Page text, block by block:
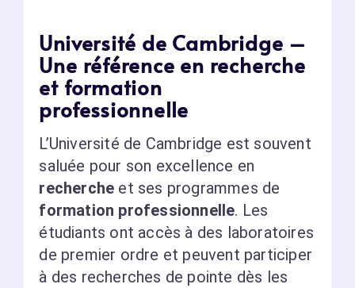
Université de Cambridge –
Une référence en recherche
et formation
professionnelle
L’Université de Cambridge est souvent
saluée pour son excellence en
recherche et ses programmes de
formation professionnelle. Les
étudiants ont accès à des laboratoires
de premier ordre et peuvent participer
à des recherches de pointe dès les